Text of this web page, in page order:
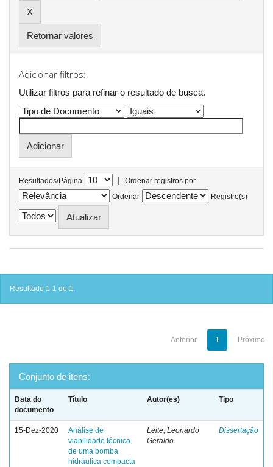
Retornar valores
Adicionar filtros:
Utilizar filtros para refinar o resultado de busca.
Resultados/Página |
Ordenar registros por
Ordenar
Registro(s)
Resultado 1-1 de 1.
Anterior 1 Próximo
Conjunto de itens:
Data do
documento
Título Autor(es) Tipo
15-Dez-2020
Análise de
viabilidade técnica
de uma bomba
hidráulica compacta
Leite, Leonardo
Geraldo
Dissertação